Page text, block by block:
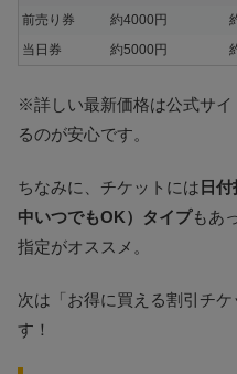
前売り券
約4000円
当日券
約5000円
※詳しい最新価格は公式サ
るのが安心です。
ちなみに、チケットには 日
中いつでもOK）タイプもあ
指定がオススメ。
次は「お得に買える割引チ
す！